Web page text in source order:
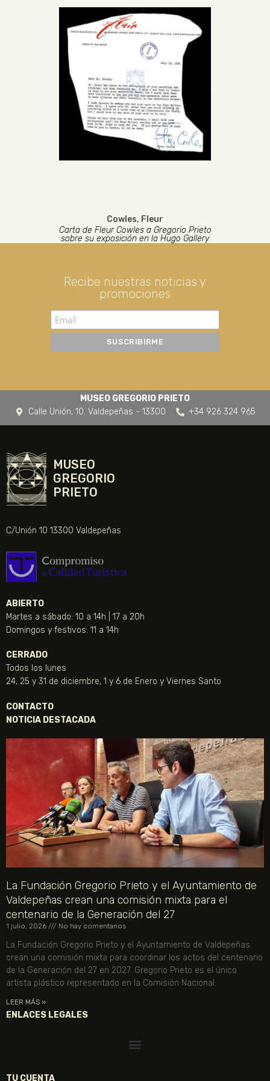
Cowles, Fleur
Carta de Fleur Cowles a Gregorio Prieto
sobre su exposición en la Hugo Gallery
Recibe nuestras noticias y
promociones
MUSEO GREGORIO PRIETO
Calle Unión, 10. Valdepeñas - 13300
+34 926 324 965
MUSEO
GREGORIO
PRIETO
C/Unión 10 13300 Valdepeñas
ABIERTO
Martes a sábado: 10 a 14h | 17 a 20h
Domingos y festivos: 11 a 14h
CERRADO
Todos los lunes
24, 25 y 31 de diciembre, 1 y 6 de Enero y Viernes Santo
CONTACTO
NOTICIA DESTACADA
La Fundación Gregorio Prieto y el Ayuntamiento de
Valdepeñas crean una comisión mixta para el
centenario de la Generación del 27
1 julio, 2026 No hay comentarios
La Fundación Gregorio Prieto y el Ayuntamiento de Valdepeñas
crean una comisión mixta para coordinar los actos del centenario
de la Generación del 27 en 2027. Gregorio Prieto es el único
artista plástico representado en la Comisión Nacional.
LEER MÁS »
ENLACES LEGALES
TU CUENTA